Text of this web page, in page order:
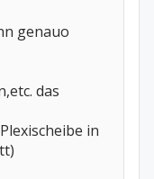
genauo
das
in